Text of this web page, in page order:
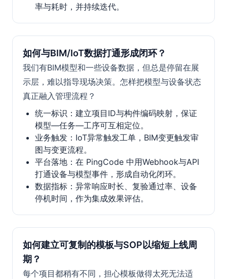
率与耗时，并持续迭代。
如何与BIM/IoT数据打通形成闭环？
我们有BIM模型和一些设备数据，但总是停留在展
示层，难以指导现场决策。怎样把模型与设备状态
真正融入管理流程？
统一标识：建立项目ID与构件编码映射，保证
模型—任务—工序可互相定位。
业务触发：IoT异常触发工单，BIM变更触发审
图与变更流程。
平台落地：在 PingCode 中用Webhook与API
打通设备与模型事件，形成自动化闭环。
数据指标：异常响应时长、复验通过率、设备
停机时间，作为集成效果评估。
如何建立可复制的模板与SOP以缩短上线周
期？
每个项目都稍有不同，担心模板做得太死无法适